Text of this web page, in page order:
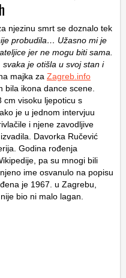
njezinu smrt se doznalo tek
probudila… Užasno mi je
jer ne mogu biti sama.
je otišla u svoj stan i
majka za Zagreb.info
bila ikona dance scene.
cm visoku ljepoticu s
je u jednom intervjuu
i njene zavodljive
Davorka Ručević
Godina rođenja
pa su mnogi bili
ime osvanulo na popisu
je 1967. u Zagrebu,
bio ni malo lagan.